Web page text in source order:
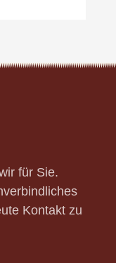
für Sie.
Kontakt zu